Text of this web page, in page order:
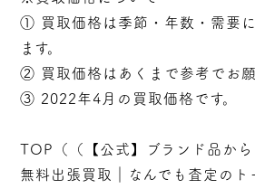
① 買取価格は季節・年数・需要に
ます。
② 買取価格はあくまで参考でお願
③ 2022年4月の買取価格です。
TOP（（
【公式】ブランド品か
無料出張買取｜なんでも査定のト